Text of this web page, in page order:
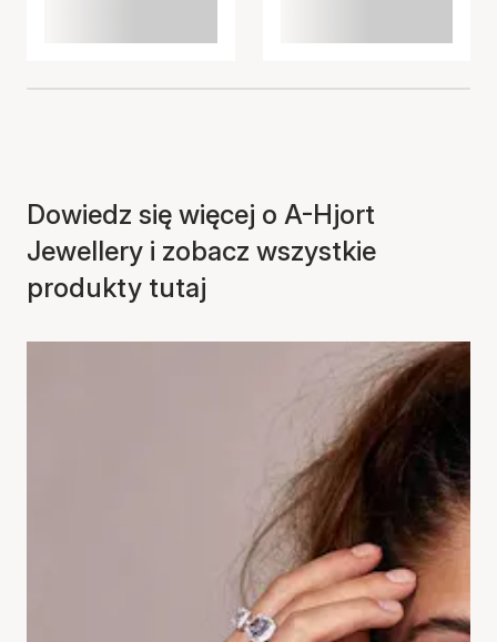
Dowiedz się więcej o A-Hjort
Jewellery i zobacz wszystkie
produkty tutaj